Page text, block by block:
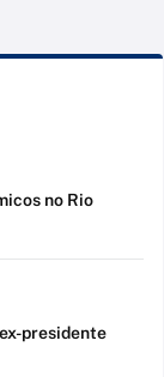
no Rio
presidente